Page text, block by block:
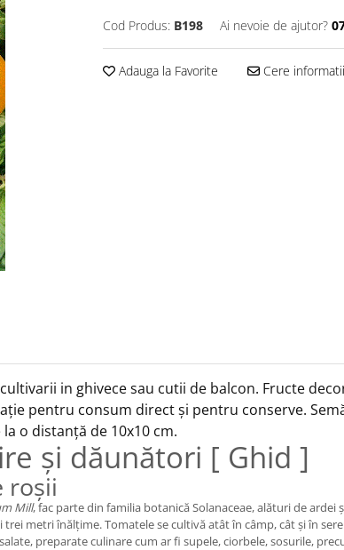
Cod Produs: B198 Ai nevoie de ajutor?
Adauga la Favorite Cere informatii
in ghivece sau cutii de balcon. Fructe
pentru consum direct și pentru conserve.
o distanță de 10x10 cm.
și dăunători [ Ghid ]
roșii
Mill, fac parte din familia botanică Solanaceae, alături de ardei
metri înălțime. Tomatele se cultivă atât în câmp, cât și în
preparate culinare cum ar fi supele, ciorbele, sosurile,